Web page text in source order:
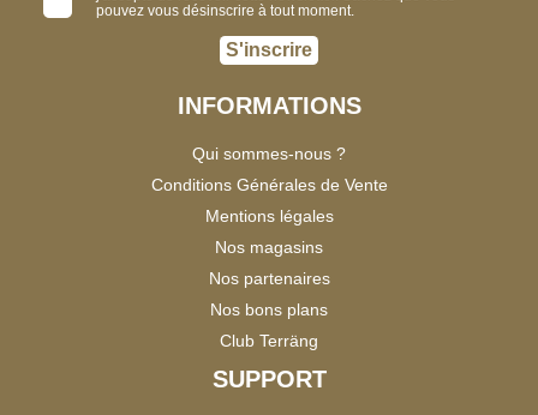
pouvez vous désinscrire à tout moment.
S'inscrire
INFORMATIONS
Qui sommes-nous ?
Conditions Générales de Vente
Mentions légales
Nos magasins
Nos partenaires
Nos bons plans
Club Terräng
SUPPORT